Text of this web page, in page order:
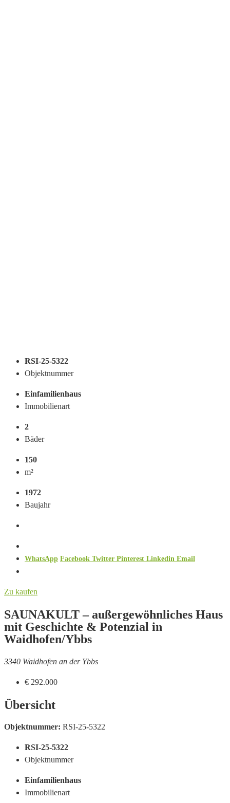
RSI-25-5322
Objektnummer
Einfamilienhaus
Immobilienart
2
Bäder
150
m²
1972
Baujahr
WhatsApp Facebook Twitter Pinterest Linkedin Email
Zu kaufen
SAUNAKULT – außergewöhnliches Haus
mit Geschichte & Potenzial in
Waidhofen/Ybbs
3340 Waidhofen an der Ybbs
€ 292.000
Übersicht
Objektnummer: RSI-25-5322
RSI-25-5322
Objektnummer
Einfamilienhaus
Immobilienart